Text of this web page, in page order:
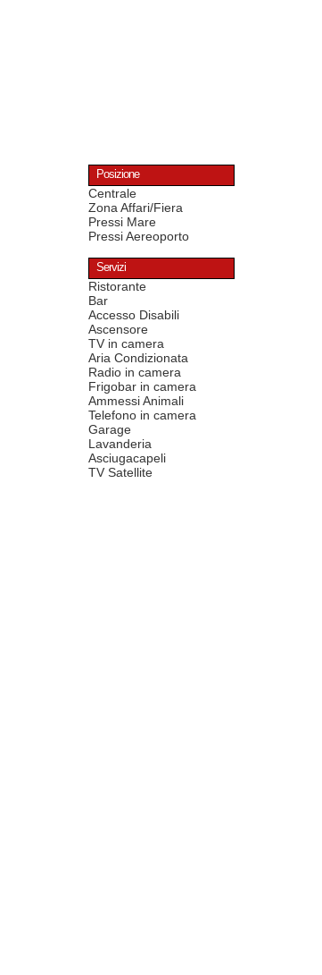
Posizione
Centrale
Zona Affari/Fiera
Pressi Mare
Pressi Aereoporto
Servizi
Ristorante
Bar
Accesso Disabili
Ascensore
TV in camera
Aria Condizionata
Radio in camera
Frigobar in camera
Ammessi Animali
Telefono in camera
Garage
Lavanderia
Asciugacapeli
TV Satellite